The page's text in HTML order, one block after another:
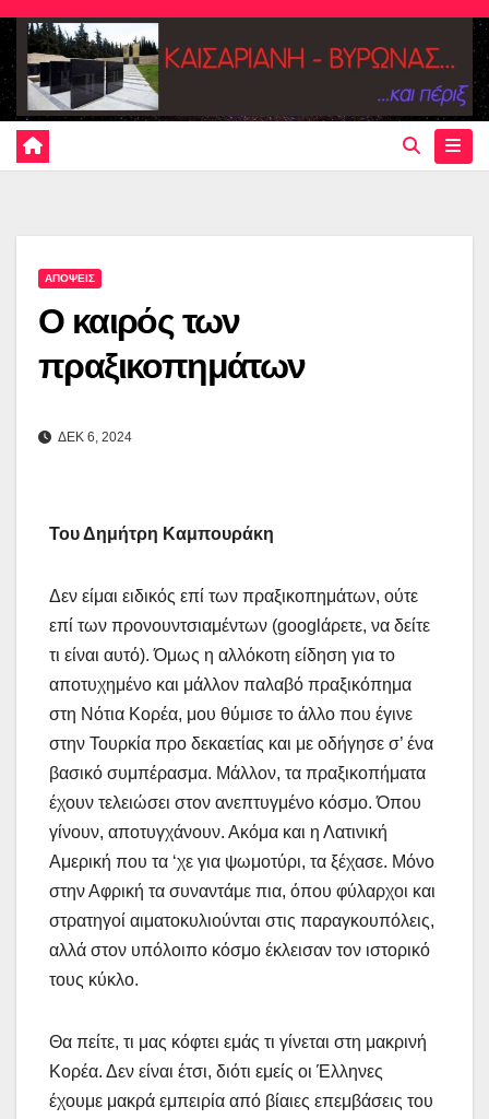
Skip
content
ΑΠΟΨΕΙΣ
Ο καιρός των
πραξικοπημάτων
ΔΕΚ 6, 2024
Του Δημήτρη Καμπουράκη
Δεν είμαι ειδικός επί των πραξικοπημάτων, ούτε
επί των προνουντσιαμέντων (googlάρετε, να δείτε
τι είναι αυτό). Όμως η αλλόκοτη είδηση για το
αποτυχημένο και μάλλον παλαβό πραξικόπημα
στη Νότια Κορέα, μου θύμισε το άλλο που έγινε
στην Τουρκία προ δεκαετίας και με οδήγησε σ’ ένα
βασικό συμπέρασμα. Μάλλον, τα πραξικοπήματα
έχουν τελειώσει στον ανεπτυγμένο κόσμο. Όπου
γίνουν, αποτυγχάνουν. Ακόμα και η Λατινική
Αμερική που τα ‘χε για ψωμοτύρι, τα ξέχασε. Μόνο
στην Αφρική τα συναντάμε πια, όπου φύλαρχοι και
στρατηγοί αιματοκυλιούνται στις παραγκουπόλεις,
αλλά στον υπόλοιπο κόσμο έκλεισαν τον ιστορικό
τους κύκλο.
Θα πείτε, τι μας κόφτει εμάς τι γίνεται στη μακρινή
Κορέα. Δεν είναι έτσι, διότι εμείς οι Έλληνες
έχουμε μακρά εμπειρία από βίαιες επεμβάσεις του